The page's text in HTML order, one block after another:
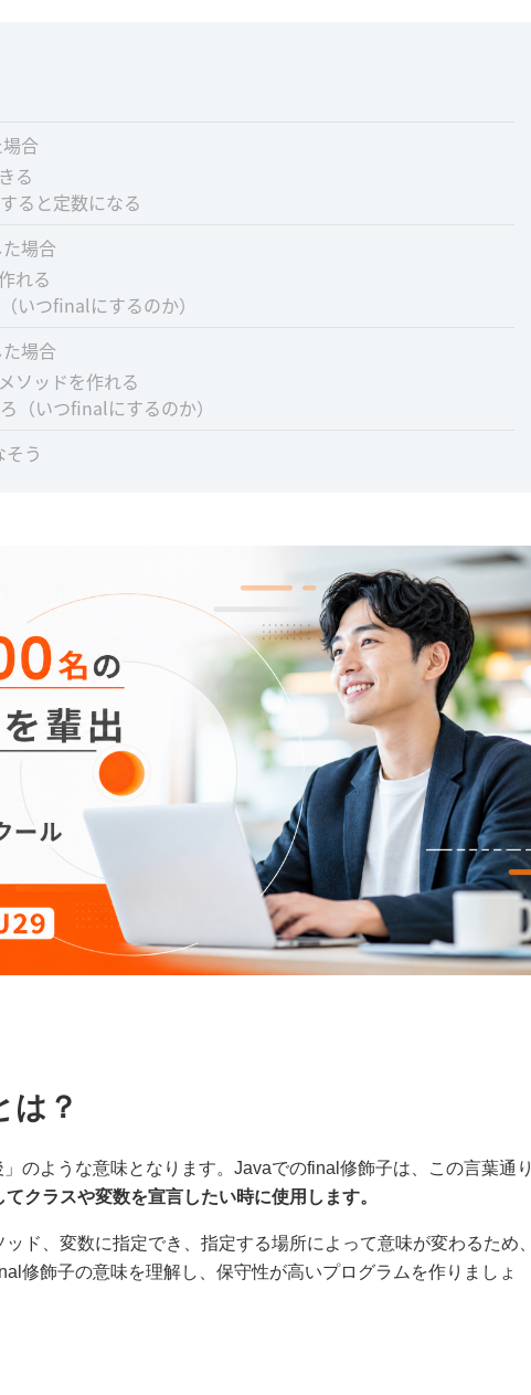
合
る
ると定数になる
場合
れる
いつfinalにするのか）
場合
ソッドを作れる
（いつfinalにするのか）
う
は？
のような意味となります。Javaでのfinal修飾子は、この言葉通り
クラスや変数を宣言したい時に使用します。
ド、変数に指定でき、指定する場所によって意味が変わるため、
修飾子の意味を理解し、保守性が高いプログラムを作りましょ